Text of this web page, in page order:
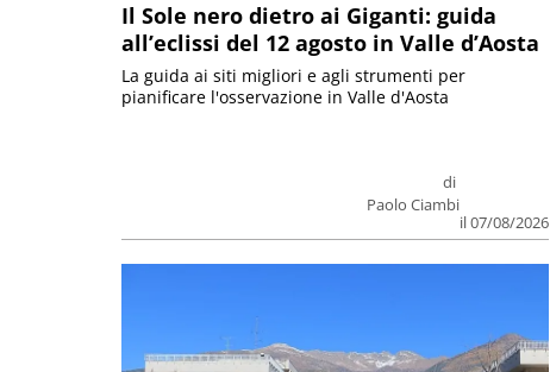
Il Sole nero dietro ai Giganti: guida
all’eclissi del 12 agosto in Valle d’Aosta
di
Paolo Ciambi
il 07/08/2026
La guida ai siti migliori e agli strumenti per
pianificare l'osservazione in Valle d'Aosta